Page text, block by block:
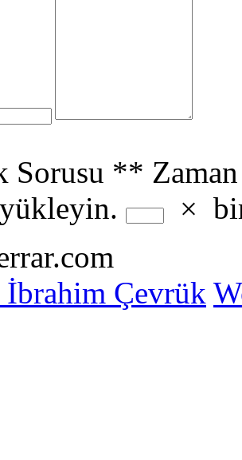
Sorusu **
×
İbrahim Çevrük